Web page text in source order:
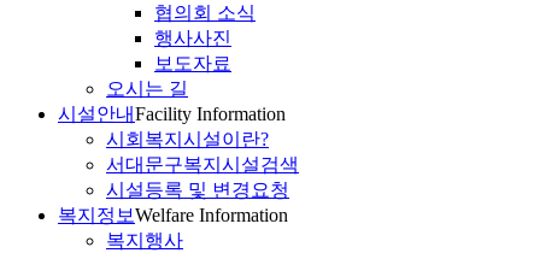
협의회 소식
행사사진
보도자료
오시는 길
시설안내Facility Information
시회복지시설이란?
서대문구복지시설검색
시설등록 및 변경요청
복지정보Welfare Information
복지행사